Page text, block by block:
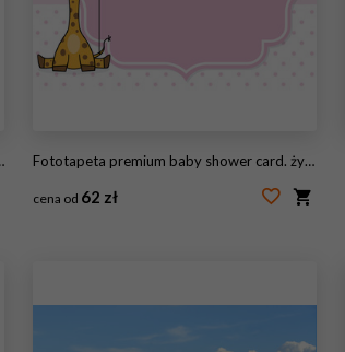
Fototapeta premium baby shower card. żyrafa z szlafmycą. Miejsce na tekst
cena od 62 zł